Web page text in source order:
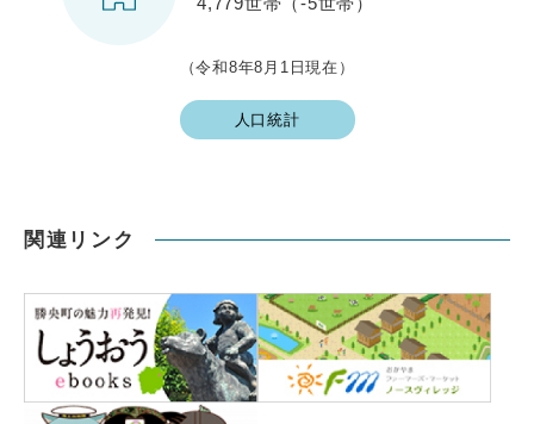
（令和8年8月1日現在）
人口統計
関連リンク